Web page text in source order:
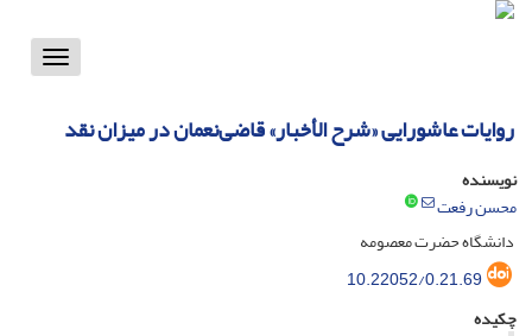
Toggle
روایات عاشورایی «شرح الأخبار» قاضی‌نعمان در میزان نقد
نویسنده
محسن رفعت
دانشگاه حضرت معصومه
10.22052/0.21.69
چکیده